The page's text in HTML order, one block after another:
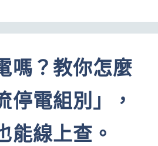
嗎？教你怎麼
停電組別」，
能線上查。